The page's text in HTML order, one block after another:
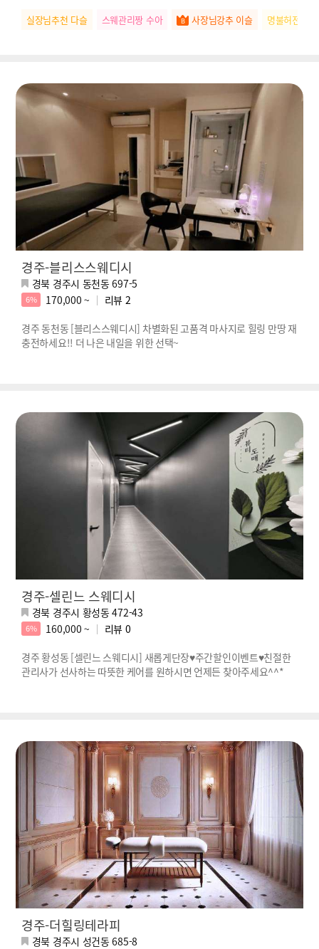
실장님추천 다슬 스웨관리짱 수아 사장님강추 이슬 명불허전 소율
경주-블리스스웨디시
경북 경주시 동천동 697-5
6% 170,000 ~ 리뷰 2
경주 동천동 [블리스스웨디시] 차별화된 고품격 마사지로 힐링 만땅 재
충전하세요!! 더 나은 내일을 위한 선택~
경주-셀린느 스웨디시
경북 경주시 황성동 472-43
6% 160,000 ~ 리뷰 0
경주 황성동 [셀린느 스웨디시] 새롭게단장♥주간할인이벤트♥친절한
관리사가 선사하는 따뜻한 케어를 원하시면 언제든 찾아주세요^^*
경주-더힐링테라피
경북 경주시 성건동 685-8